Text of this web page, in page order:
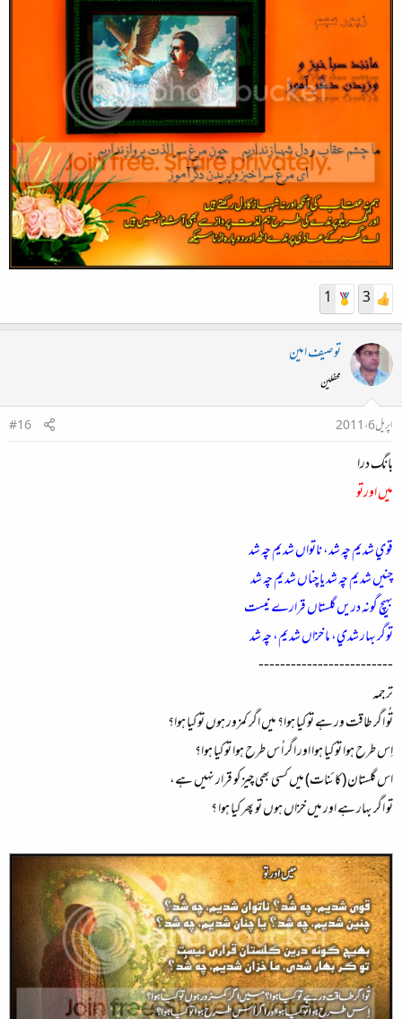
3
1
توصیف امین
محفلین
اپریل 6، 2011
#16
بانگ درا
ميں اورتو
قوي شديم چہ شد، ناتواں شديم چہ شد
چنيں شديم چہ شد يا چناں شديم چہ شد
بہيچ گونہ دريں گلستاں قرارے نيست
توگر بہار شدي، ما خزاں شديم، چہ شد
-------------------------
ترجمہ
تُو اگر طاقت ور ہے تو کیا ہوا؟ میں اگر کمزور ہوں تو کیا ہوا؟
اِس طرح ہوا تو کیا ہوا اور اگر اُ س طرح ہوا تو کیا ہوا؟
اس گلستان (کائنات) میں کسی بھی چیز کو قرار نہیں ہے،
تو اگر بہار ہے اور میں خزاں ہوں تو پھر کیا ہوا ؟